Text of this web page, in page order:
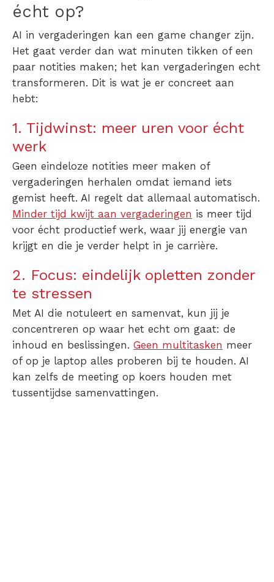
écht op?
AI in vergaderingen kan een game changer zijn.
Het gaat verder dan wat minuten tikken of een
paar notities maken; het kan vergaderingen echt
transformeren. Dit is wat je er concreet aan
hebt:
1. Tijdwinst: meer uren voor écht
werk
Geen eindeloze notities meer maken of
vergaderingen herhalen omdat iemand iets
gemist heeft. AI regelt dat allemaal automatisch.
Minder tijd kwijt aan vergaderingen is meer tijd
voor écht productief werk, waar jij energie van
krijgt en die je verder helpt in je carrière.
2. Focus: eindelijk opletten zonder
te stressen
Met AI die notuleert en samenvat, kun jij je
concentreren op waar het echt om gaat: de
inhoud en beslissingen. Geen multitasken meer
of op je laptop alles proberen bij te houden. AI
kan zelfs de meeting op koers houden met
tussentijdse samenvattingen.